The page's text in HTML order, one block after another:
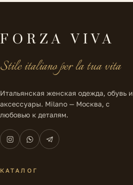
FORZA VIVA
Stile italiano per la tua vita
Итальянская женская одежда, обувь и
аксессуары. Milano — Москва, с
любовью к деталям.
КАТАЛОГ